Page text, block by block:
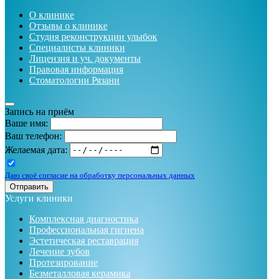
О клинике
Отзывы о клинике
Студия реконструкции улыбок
Специалисты клиники
Лицензия и уч. документы
Правовая информация
Стоматологии Рязани
Запись на приём
Ваше имя:
Ваш телефон:
Желаемая дата:
Даю своё согласие на обработку персональных данных
Отправить
Услуги клиники
Комплексная диагностика
Профессиональная гигиена
Эстетическая реставрация
Лечение зубов
Протезирование
Безметалловая керамика